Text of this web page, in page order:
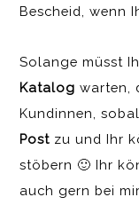
Bescheid, wenn
Solange müsst
Katalog warten,
Kundinnen,
Post zu und Ihr
stöbern 🙂 Ihr
auch gern bei